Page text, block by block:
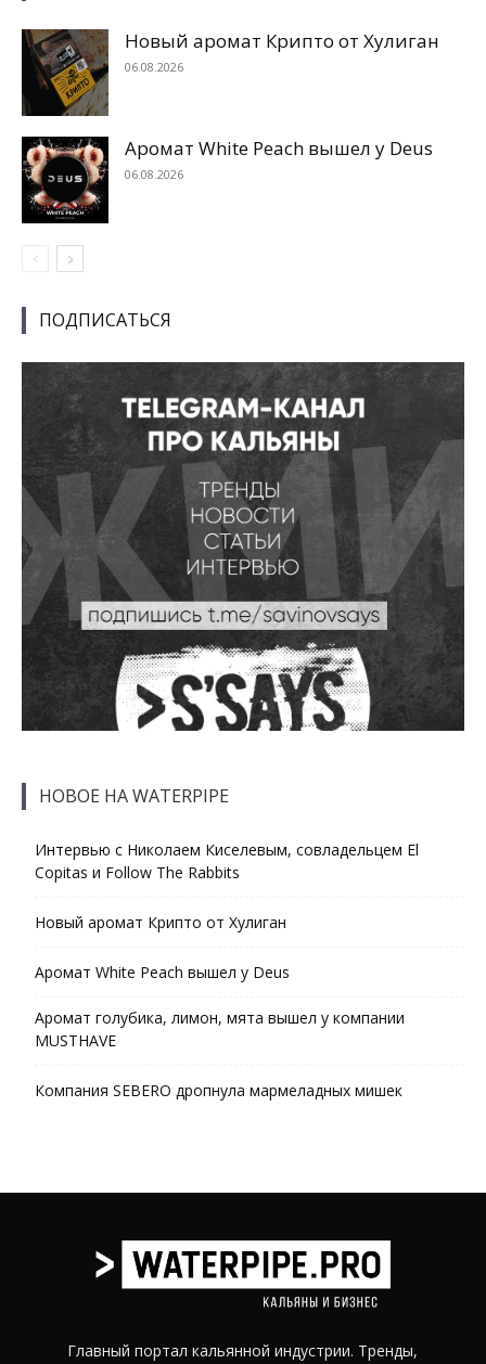
Новый аромат Крипто от Хулиган
06.08.2026
Аромат White Peach вышел у Deus
06.08.2026
ПОДПИСАТЬСЯ
НОВОЕ НА WATERPIPE
Интервью с Николаем Киселевым, совладельцем El
Copitas и Follow The Rabbits
Новый аромат Крипто от Хулиган
Аромат White Peach вышел у Deus
Аромат голубика, лимон, мята вышел у компании
MUSTHAVE
Компания SEBERO дропнула мармеладных мишек
Главный портал кальянной индустрии. Тренды,